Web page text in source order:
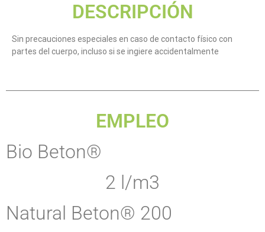
DESCRIPCIÓN
Sin precauciones especiales en caso de contacto físico con
partes del cuerpo, incluso si se ingiere accidentalmente
EMPLEO
Bio Beton®
2 l/m3
Natural Beton® 200